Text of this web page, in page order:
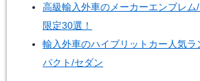
高級輸入外車のメーカーエンブレム
限定30選！
輸入外車のハイブリットカー人気ラ
パクト/セダン